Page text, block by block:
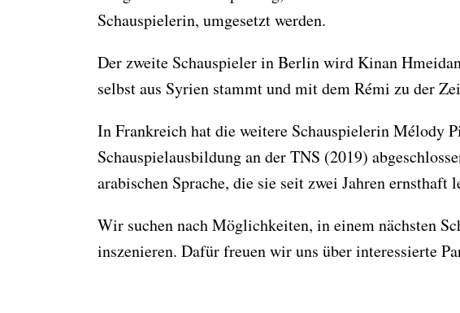
Schauspielerin, umgesetzt werden.
Der zweite Schauspieler in Berlin wird Kinan
selbst aus Syrien stammt und mit dem Rémi zu der
In Frankreich hat die weitere Schauspielerin Mélody
Schauspielausbildung an der TNS (2019)
arabischen Sprache, die sie seit zwei Jahren ernsthaft
Wir suchen nach Möglichkeiten, in einem nächsten
inszenieren. Dafür freuen wir uns über interessierte